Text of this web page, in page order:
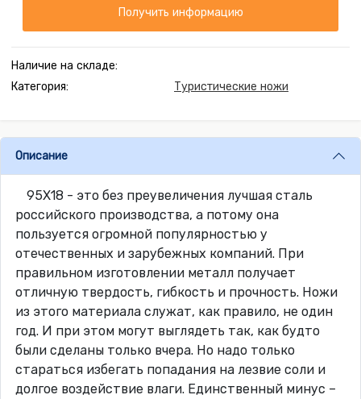
Получить информацию
Наличие на складе:
Категория:
Туристические ножи
Описание
95Х18 - это без преувеличения лучшая сталь
российского производства, а потому она
пользуется огромной популярностью у
отечественных и зарубежных компаний. При
правильном изготовлении металл получает
отличную твердость, гибкость и прочность. Ножи
из этого материала служат, как правило, не один
год. И при этом могут выглядеть так, как будто
были сделаны только вчера. Но надо только
стараться избегать попадания на лезвие соли и
долгое воздействие влаги. Единственный минус –